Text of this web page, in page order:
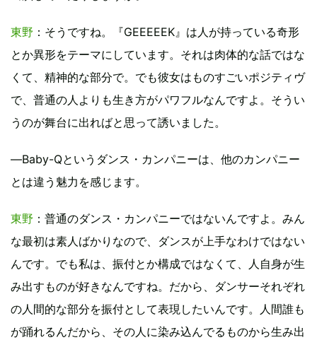
東野 ：そうですね。『GEEEEEK』は人が持っている奇形
とか異形をテーマにしています。それは肉体的な話ではな
くて、精神的な部分で。でも彼女はものすごいポジティヴ
で、普通の人よりも生き方がパワフルなんですよ。そうい
うのが舞台に出ればと思って誘いました。
―Baby-Qというダンス・カンパニーは、他のカンパニー
とは違う魅力を感じます。
東野 ：普通のダンス・カンパニーではないんですよ。みん
な最初は素人ばかりなので、ダンスが上手なわけではない
んです。でも私は、振付とか構成ではなくて、人自身が生
み出すものが好きなんですね。だから、ダンサーそれぞれ
の人間的な部分を振付として表現したいんです。人間誰も
が踊れるんだから、その人に染み込んでるものから生み出